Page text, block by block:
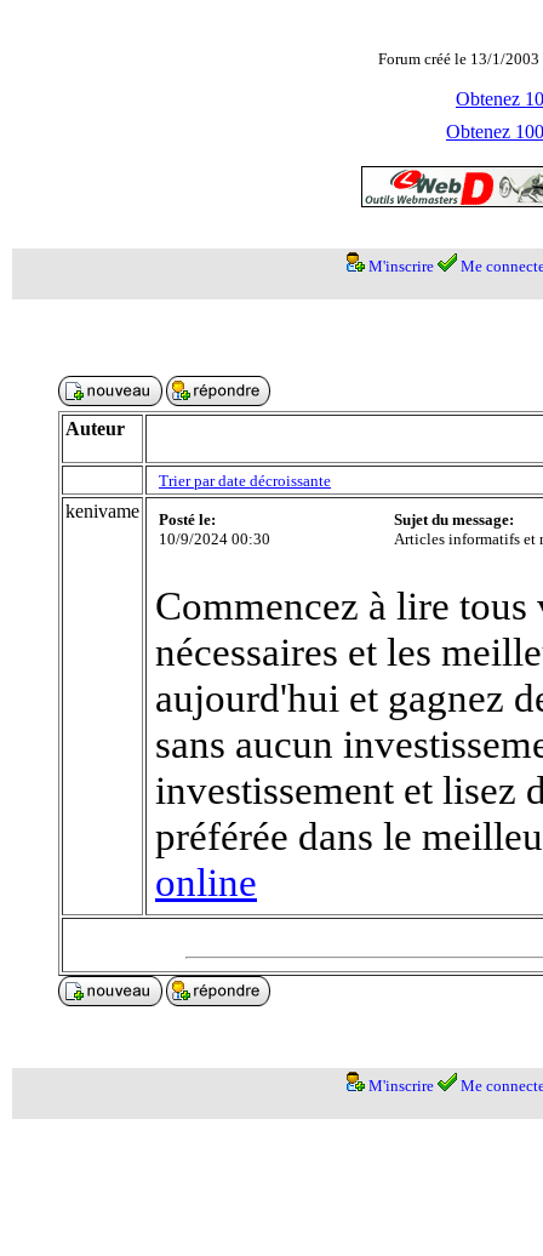
Forum créé le 13/1/
Obtenez
Obtenez
M'inscrire Me
Auteur
Trier par date décroissante
kenivame
Posté le:
10/9/2024 00:30
Sujet du message:
Articles informatifs et
Commencez à lire
nécessaires et les
aujourd'hui et gagnez
sans aucun
investissement et lisez
préférée dans le
online
M'inscrire Me